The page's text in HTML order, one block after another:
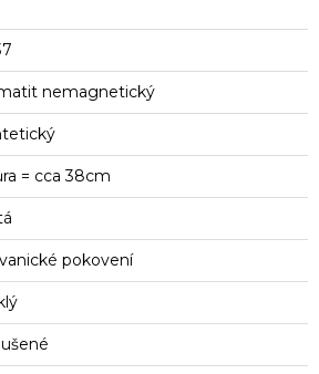
nemagnetický
= cca 38cm
pokovení